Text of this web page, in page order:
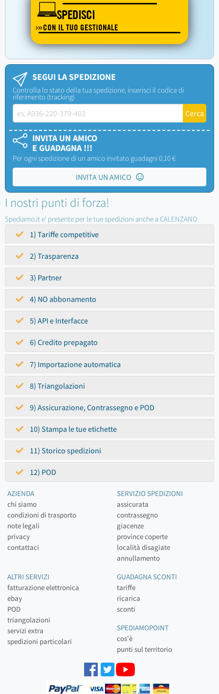
SPEDISCI
CON IL TUO GESTIONALE
SEGUI LA SPEDIZIONE
Controlla lo stato della tua spedizione, inserisci il codice di
riferimento (tracking)
INVITA UN AMICO
E GUADAGNA !!!
Per ogni spedizione di un amico invitato guadagni 0,10 €
INVITA UN AMICO
I nostri punti di forza!
Spediamo.it e' presente per le tue spedizioni anche a CALENZANO
1) Tariffe competitive
2) Trasparenza
3) Partner
4) NO abbonamento
5) API e Interfacce
6) Credito prepagato
7) Importazione automatica
8) Triangolazioni
9) Assicurazione, Contrassegno e POD
10) Stampa le tue etichette
11) Storico spedizioni
12) POD
AZIENDA
chi siamo
condizioni di trasporto
note legali
privacy
contattaci
SERVIZIO SPEDIZIONI
assicurata
contrassegno
giacenze
province coperte
località disagiate
annullamento
ALTRI SERVIZI
fatturazione elettronica
ebay
POD
triangolazioni
servizi extra
spedizioni particolari
GUADAGNA SCONTI
tariffe
ricarica
sconti
SPEDIAMOPOINT
cos'è
punti sul territorio